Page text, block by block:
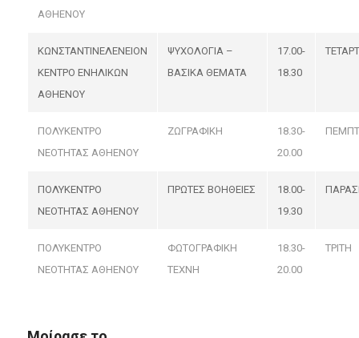
ΑΘΗΕΝΟΥ
ΚΩΝΣΤΑΝΤΙΝΕΛΕΝΕΙΟΝ
ΚΕΝΤΡΟ ΕΝΗΛΙΚΩΝ
ΑΘΗΕΝΟΥ
ΨΥΧΟΛΟΓΙΑ –
ΒΑΣΙΚΑ ΘΕΜΑΤΑ
17.00-
18.30
ΠΟΛΥΚΕΝΤΡΟ
ΝΕΟΤΗΤΑΣ ΑΘΗΕΝΟΥ
ΖΩΓΡΑΦΙΚΗ
18.30-
20.00
ΠΟΛΥΚΕΝΤΡΟ
ΝΕΟΤΗΤΑΣ ΑΘΗΕΝΟΥ
ΠΡΩΤΕΣ ΒΟΗΘΕΙΕΣ
18.00-
19.30
ΠΟΛΥΚΕΝΤΡΟ
ΝΕΟΤΗΤΑΣ ΑΘΗΕΝΟΥ
ΦΩΤΟΓΡΑΦΙΚΗ
ΤΕΧΝΗ
18.30-
20.00
ΤΡΙΤΗ